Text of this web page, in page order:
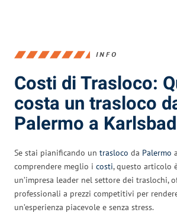
INFO
Costi di Trasloco:
costa un trasloco
Palermo a Karlsbad
Se stai pianificando un trasloco da Palermo
comprendere meglio i costi, questo articolo
un’impresa leader nel settore dei traslochi,
professionali a prezzi competitivi per
un’esperienza piacevole e senza stress.